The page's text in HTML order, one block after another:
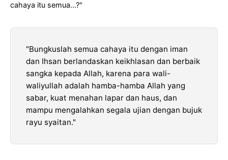
cahaya itu semua...?"
"Bungkuslah semua cahaya itu dengan iman
dan Ihsan berlandaskan keikhlasan dan berbaik
sangka kepada Allah, karena para wali-
waliyullah adalah hamba-hamba Allah yang
sabar, kuat menahan lapar dan haus, dan
mampu mengalahkan segala ujian dengan bujuk
rayu syaitan."